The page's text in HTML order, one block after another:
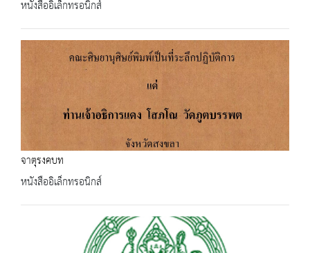
หนังสืออิเล็กทรอนิกส์
จาตุรงคบท
หนังสืออิเล็กทรอนิกส์